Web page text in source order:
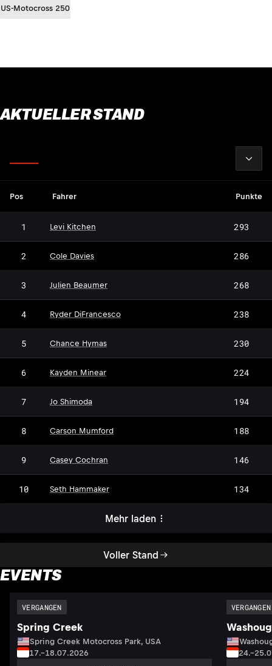
US-Motocross 250
AKTUELLER STAND
Voller Stand
Pos Fahrer Punkte
1 Levi Kitchen 293
2 Cole Davies 286
3 Julien Beaumer 268
4 Ryder DiFrancesco 238
5 Chance Hymas 230
6 Kayden Minear 224
7 Jo Shimoda 194
8 Carson Mumford 188
9 Casey Cochran 146
10 Seth Hammaker 134
Mehr laden
EVENTS
VERGANGEN
Spring Creek
Spring Creek Motocross Park, USA
17.–18.07.2026
VERGANGEN